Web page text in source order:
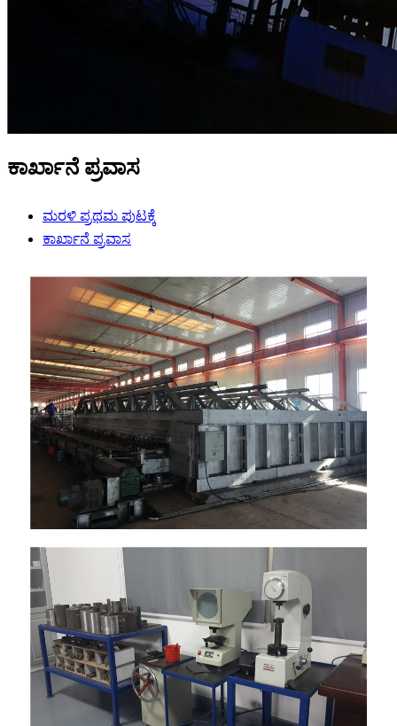
ಕಾರ್ಖಾನೆ ಪ್ರವಾಸ
ಮರಳಿ ಪ್ರಥಮ ಪುಟಕ್ಕೆ
ಕಾರ್ಖಾನೆ ಪ್ರವಾಸ